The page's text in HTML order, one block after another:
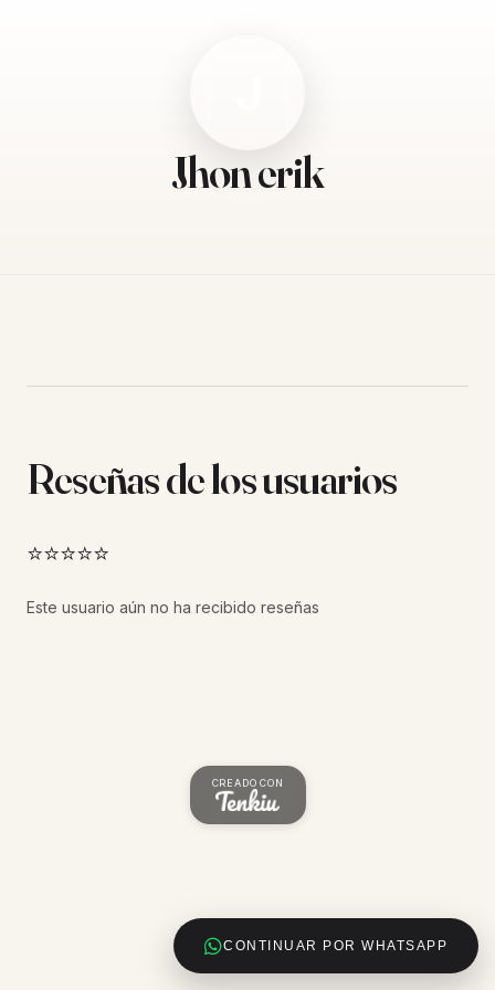
Jhon erik
CONTINUAR POR WHATSAPP
Reseñas de los usuarios
⭐⭐⭐⭐⭐
Este usuario aún no ha recibido reseñas
CREADO CON